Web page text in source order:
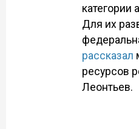
категории
Для их
рассказал
ресурсов
Леонтьев.